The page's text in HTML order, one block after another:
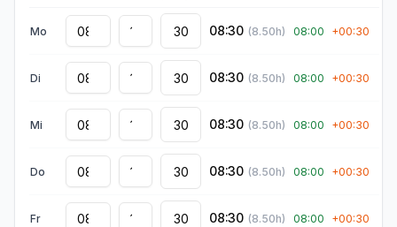
Mo 08:30 (8.50h) 08:00 +00:30
Di 08:30 (8.50h) 08:00 +00:30
Mi 08:30 (8.50h) 08:00 +00:30
Do 08:30 (8.50h) 08:00 +00:30
Fr 08:30 (8.50h) 08:00 +00:30